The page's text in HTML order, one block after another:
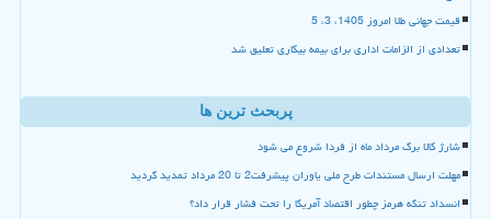
قیمت جهانی طلا امروز 1405، 3، 5
تعدادی از الزامات اداری برای بیمه بیکاری تعلیق شد
پربحث ترین ها
شارژ کالا برگ مرداد ماه از فردا شروع می شود
مهلت ارسال مستندات طرح ملی یاوران پیشرفت2 تا 20 مرداد تمدید گردید
انسداد تنگه هرمز چطور اقتصاد آمریکا را تحت فشار قرار داد؟